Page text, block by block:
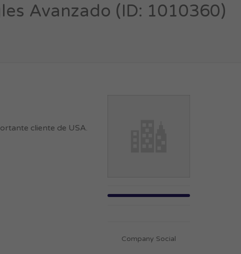
Avanzado (ID: 1010360)
cliente de USA.
Company Social